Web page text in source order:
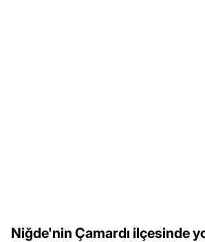
Niğde'nin Çamardı ilçesinde